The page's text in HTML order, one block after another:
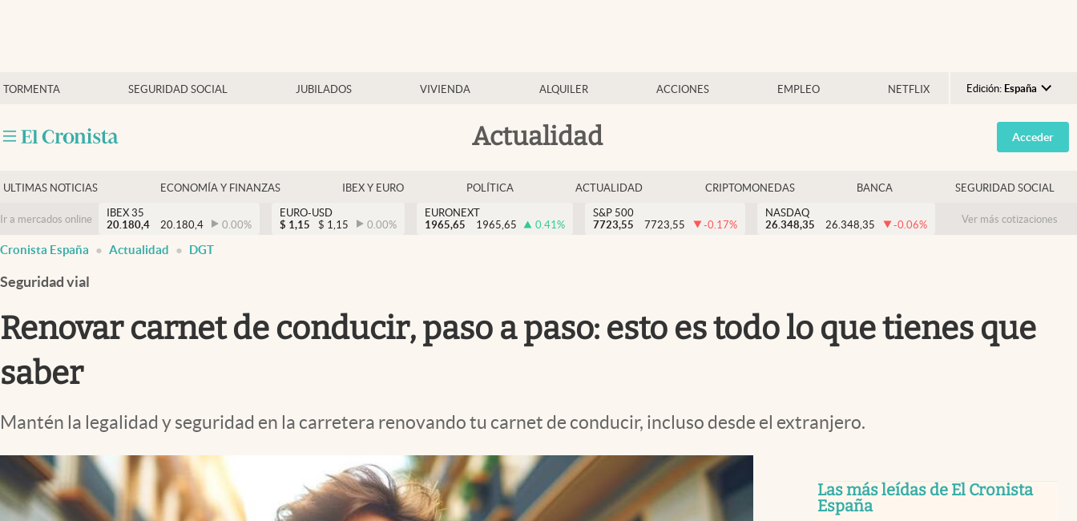
TORMENTA SEGURIDAD SOCIAL JUBILADOS VIVIENDA ALQUILER ACCIONES EMPLEO NETFLIX Edición: España
Argentina
España
USA
Colombia
Actualidad
Economía y finanzas
Criptomonedas
Acceder
ULTIMAS NOTICIAS ECONOMÍA Y FINANZAS IBEX Y EURO POLÍTICA ACTUALIDAD CRIPTOMONEDAS BANCA SEGURIDAD SOCIAL
Ir a mercados online
IBEX 35
20.180,4
20.180,4 0.00%
EURO-USD
$ 1,15 $ 1,15 0.00%
EURONEXT
1965,65
1965,65 0.41%
S&P 500
7723,55
7723,55 -0.17%
NASDAQ
26.348,35
26.348,35 -0.06% Ver más cotizaciones
Cronista España Actualidad DGT
Seguridad vial
Renovar carnet de conducir, paso a paso: esto es todo lo que tienes que
saber
Mantén la legalidad y seguridad en la carretera renovando tu carnet de conducir, incluso desde el extranjero.
Las más leídas de El Cronista
España